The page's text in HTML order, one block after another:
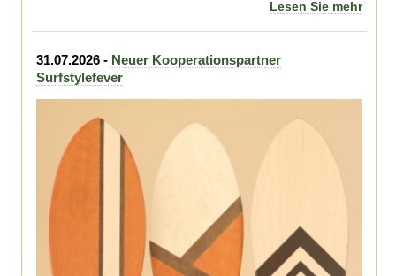
Lesen Sie mehr
31.07.2026 - Neuer Kooperationspartner
Surfstylefever